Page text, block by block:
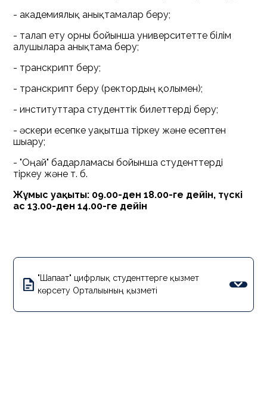
- академиялық анықтамалар беру;
- талап ету орны бойынша университетте білім
алушыларға анықтама беру;
- транскрипт беру;
- транскрипт беру (ректордың қолымен);
- институттарға студенттік билеттерді беру;
- әскери есепке уақытша тіркеу және есептен
шығару;
- "Оңай" бағдарламасы бойынша студенттерді
тіркеу және т. б.
Жұмыс уақыты: 09.00-ден 18.00-ге дейін, түскі
ас 13.00-ден 14.00-ге дейін
"Шапағат" цифрлық студенттерге қызмет
көрсету Орталығының қызметі